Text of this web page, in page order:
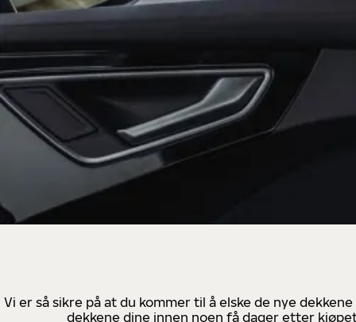
Vi er så sikre på at du kommer til å elske de nye
dekkene dine innen noen få dager etter